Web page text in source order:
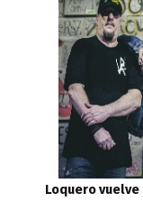
Loquero vuelve